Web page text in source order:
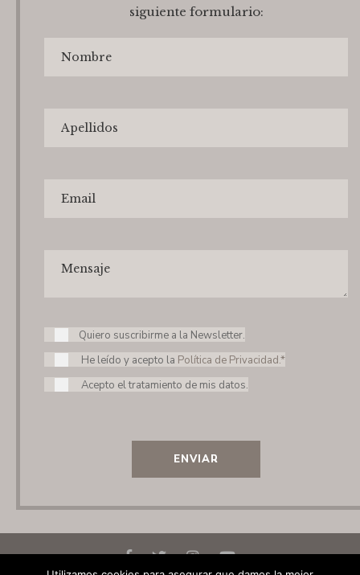
siguiente formulario:
Quiero suscribirme a la Newsletter.
He leído y acepto la Política de Privacidad.*
Acepto el tratamiento de mis datos.
ENVIAR